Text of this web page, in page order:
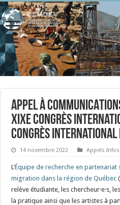
APPEL À
XIXe congrès
congrès international
14 novembre 2022 Appels
L’Équipe de recherche en partenariat
migration dans la région de Québec
relève étudiante, les chercheur·e·s,
la pratique ainsi que les artistes à